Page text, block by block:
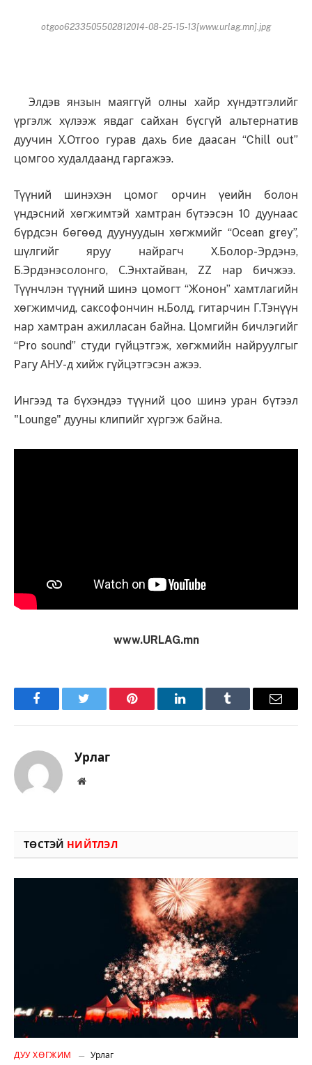
otgoo6233505502812014-08-25-15-13[www.urlag.mn].jpg
Элдэв янзын маяггүй олны хайр хүндэтгэлийг
үргэлж хүлээж явдаг сайхан бүсгүй альтернатив
дуучин Х.Отгоо гурав дахь бие даасан “Chill out”
цомгоо худалдаанд гаргажээ.
Түүний шинэхэн цомог орчин үеийн болон
үндэсний хөгжимтэй хамтран бүтээсэн 10 дуунаас
бүрдсэн бөгөөд дуунуудын хөгжмийг “Ocean grey”,
шүлгийг яруу найрагч Х.Болор-Эрдэнэ,
Б.Эрдэнэсолонго, С.Энхтайван, ZZ нар бичжээ.
Түүнчлэн түүний шинэ цомогт “Жонон” хамтлагийн
хөгжимчид, саксофончин н.Болд, гитарчин Г.Тэнүүн
нар хамтран ажилласан байна. Цомгийн бичлэгийг
“Pro sound” студи гүйцэтгэж, хөгжмийн найруулгыг
Рагу АНУ-д хийж гүйцэтгэсэн ажээ.
Ингээд та бүхэндээ түүний цоо шинэ уран бүтээл
"Lounge" дууны клипийг хүргэж байна.
www.URLAG.mn
FacebookTwitter Pinterest LinkedInTumblr Имэйл
Урлаг
Вэбсайт
ТӨСТЭЙ НИЙТЛЭЛ
ДУУ ХӨГЖИМ Урлаг